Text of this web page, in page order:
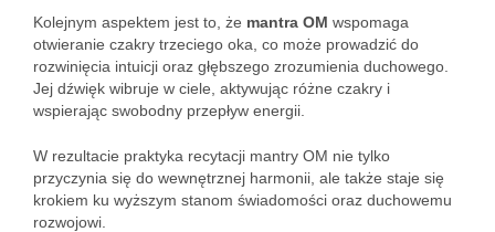
Kolejnym aspektem jest to, że mantra OM wspomaga
otwieranie czakry trzeciego oka, co może prowadzić do
rozwinięcia intuicji oraz głębszego zrozumienia duchowego.
Jej dźwięk wibruje w ciele, aktywując różne czakry i
wspierając swobodny przepływ energii.
W rezultacie praktyka recytacji mantry OM nie tylko
przyczynia się do wewnętrznej harmonii, ale także staje się
krokiem ku wyższym stanom świadomości oraz duchowemu
rozwojowi.